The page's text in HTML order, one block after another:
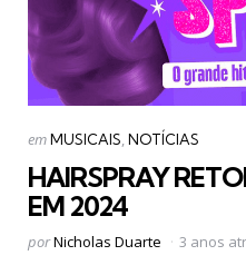
Categorias
Postado
emMUSICAIS NOTÍCIAS
HAIRSPRAY
EM 2024
Postado
porNicholas Duarte 3 anos